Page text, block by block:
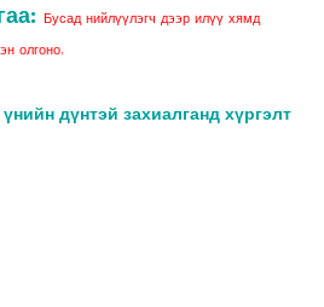
Бусад нийлүүлэгч дээр илүү хямд
олгоно.
дүнтэй захиалганд хүргэлт